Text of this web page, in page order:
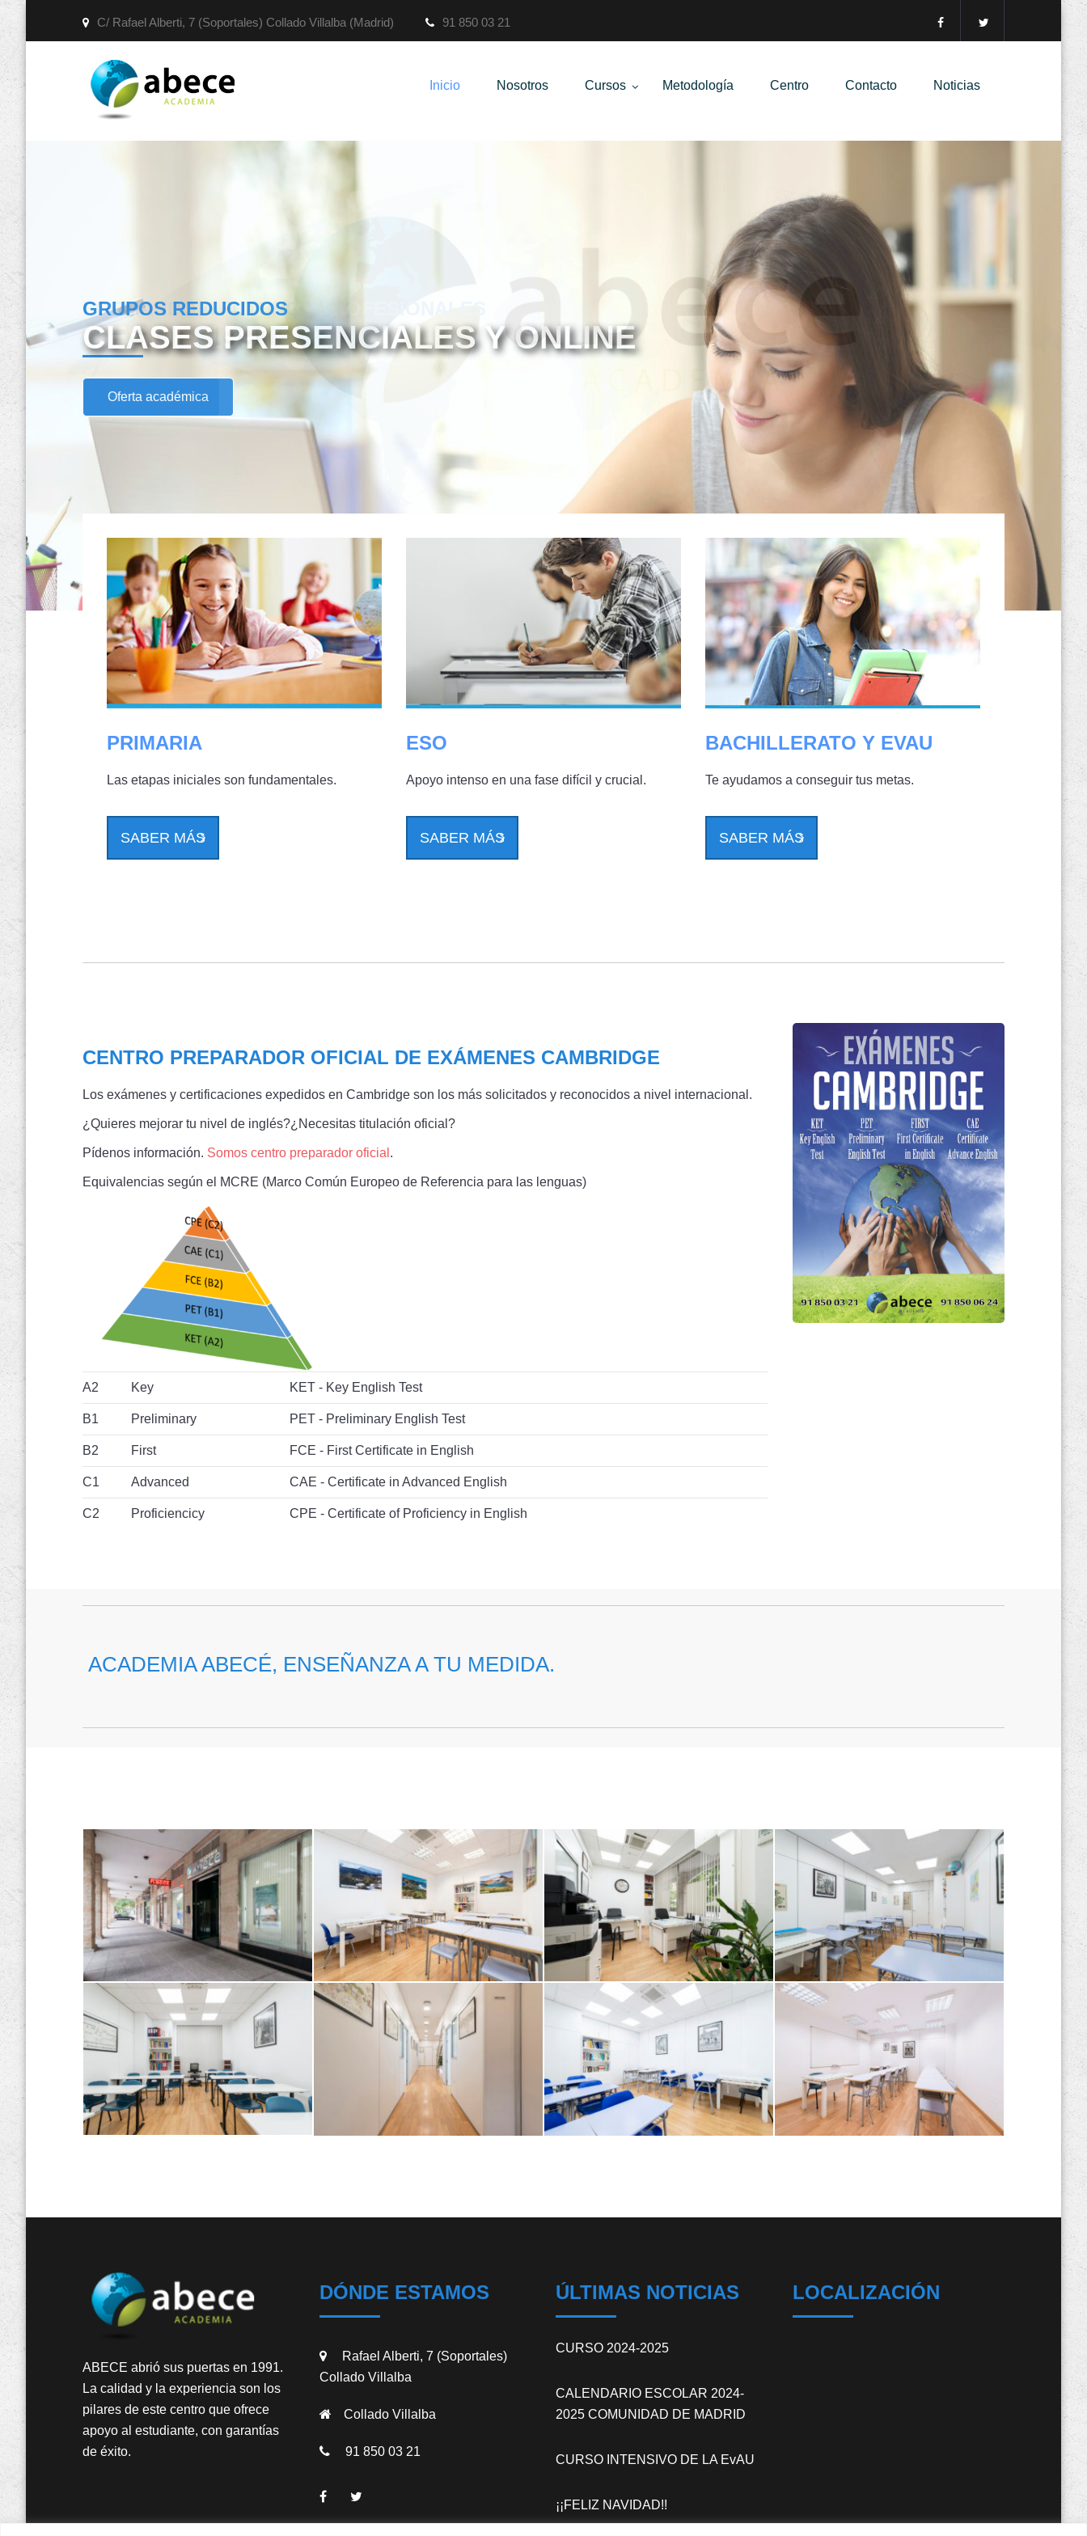
C/ Rafael Alberti, 7 (Soportales) Collado Villalba (Madrid) 91 850 03 21
Inicio Nosotros Cursos Metodología Centro Contacto Noticias
GRUPOS REDUCIDOS
CLASES PRESENCIALES Y ONLINE
Oferta académica
PRIMARIA
Las etapas iniciales son fundamentales.
SABER MÁS
ESO
Apoyo intenso en una fase difícil y crucial.
SABER MÁS
BACHILLERATO Y EVAU
Te ayudamos a conseguir tus metas.
SABER MÁS
CENTRO PREPARADOR OFICIAL DE EXÁMENES CAMBRIDGE
Los exámenes y certificaciones expedidos en Cambridge son los más solicitados y reconocidos a nivel internacional.
¿Quieres mejorar tu nivel de inglés?¿Necesitas titulación oficial?
Pídenos información. Somos centro preparador oficial .
Equivalencias según el MCRE (Marco Común Europeo de Referencia para las lenguas)
A2 Key KET - Key English Test
B1 Preliminary PET - Preliminary English Test
B2 First FCE - First Certificate in English
C1 Advanced CAE - Certificate in Advanced English
C2 Proficiencicy CPE - Certificate of Proficiency in English
ACADEMIA ABECÉ, ENSEÑANZA A TU MEDIDA.
ABECE abrió sus puertas en 1991.
La calidad y la experiencia son los
pilares de este centro que ofrece
apoyo al estudiante, con garantías
de éxito.
DÓNDE ESTAMOS
Rafael Alberti, 7 (Soportales)
Collado Villalba
Collado Villalba
91 850 03 21
ÚLTIMAS NOTICIAS
CURSO 2024-2025
CALENDARIO ESCOLAR 2024-
2025 COMUNIDAD DE MADRID
CURSO INTENSIVO DE LA EvAU
¡¡FELIZ NAVIDAD!!
LOCALIZACIÓN